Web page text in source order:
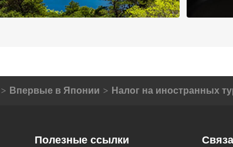
Впервые в Японии Налог на иностранных
Полезные ссылки